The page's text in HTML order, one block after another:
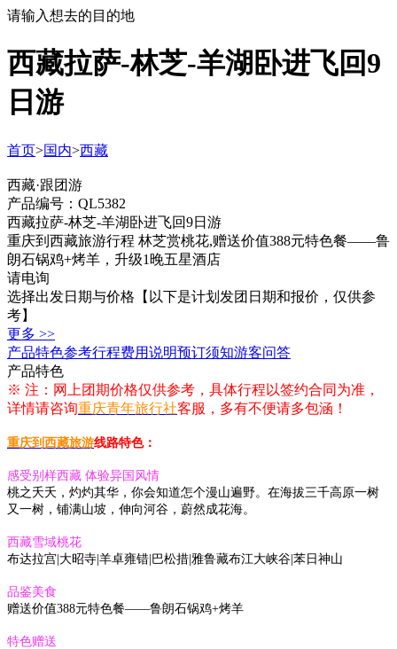
请输入想去的目的地
西藏拉萨-林芝-羊湖卧进飞回9
日游
首页>国内>西藏
西藏·跟团游
产品编号：QL5382
西藏拉萨-林芝-羊湖卧进飞回9日游
重庆到西藏旅游行程 林芝赏桃花,赠送价值388元特色餐——鲁
朗石锅鸡+烤羊，升级1晚五星酒店
请电询
选择出发日期与价格 【以下是计划发团日期和报价，仅供参
考】
更多 >>
产品特色参考行程费用说明预订须知游客问答
产品特色
※ 注：网上团期价格仅供参考，具体行程以签约合同为准，
详情请咨询重庆青年旅行社客服，多有不便请多包涵！
重庆到西藏旅游线路特色：
感受别样西藏 体验异国风情
桃之夭夭，灼灼其华，你会知道怎个漫山遍野。在海拔三千高原一树
又一树，铺满山坡，伸向河谷，蔚然成花海。
西藏雪域桃花
布达拉宫|大昭寺|羊卓雍错|巴松措|雅鲁藏布江大峡谷|苯日神山
品鉴美食
赠送价值388元特色餐——鲁朗石锅鸡+烤羊
特色赠送